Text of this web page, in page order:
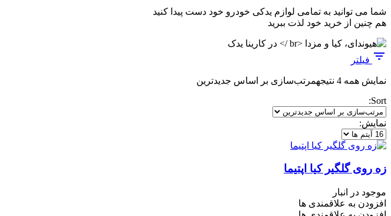
شما می توانید به تمامی لوازم یدکی خودرو خود دست پیدا کنید
هم چنین از خرید خود لذت ببرید
فیلتر
نمایش همه 4 نتیجه
مرتب‌سازی بر اساس جدیدترین
Sort:
نمایش:
زه روی گلگیر کیا اپتیما
موجود در انبار
افزودن به علاقمندی ها